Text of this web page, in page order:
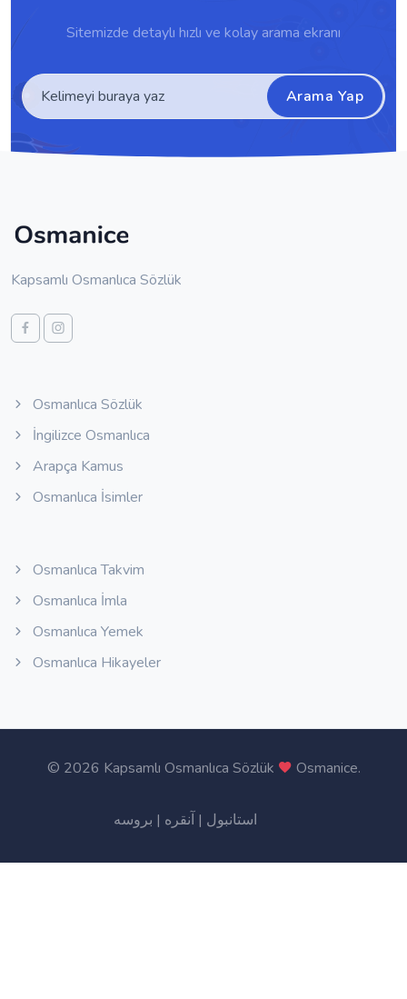
Sitemizde detaylı hızlı ve kolay arama ekranı
Arama Yap
Kapsamlı Osmanlıca Sözlük
Osmanlıca Sözlük
İngilizce Osmanlıca
Arapça Kamus
Osmanlıca İsimler
Osmanlıca Takvim
Osmanlıca İmla
Osmanlıca Yemek
Osmanlıca Hikayeler
© 2026 Kapsamlı Osmanlıca Sözlük Osmanice.
استانبول | آنقره | بروسه